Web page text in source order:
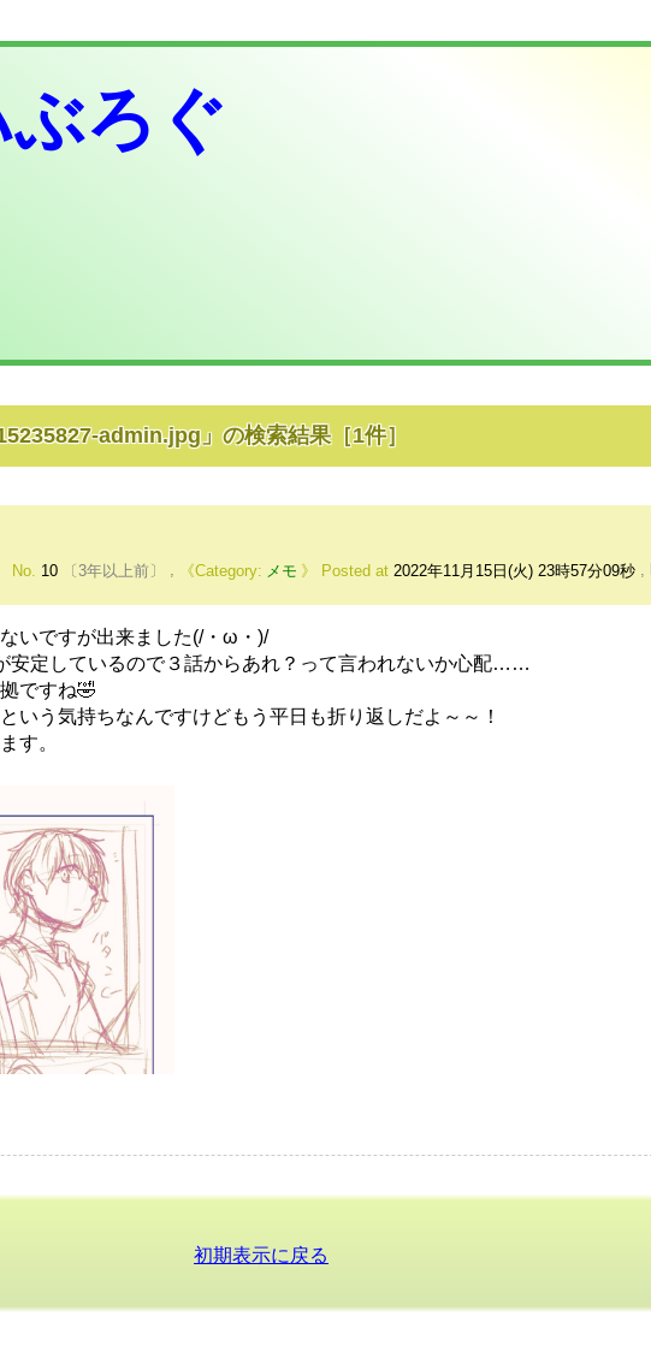
ろぐ
admin.jpg」の検索結果［1件］
No. 10 〔3年以上前〕 , メモ Posted at 2022年11月15日(火) 23時57分09秒 ,
いですが出来ました(/・ω・)/
安定しているので３話からあれ？って言われないか心配……
ですね🤣
いう気持ちなんですけどもう平日も折り返しだよ～～！
す。
初期表示に戻る